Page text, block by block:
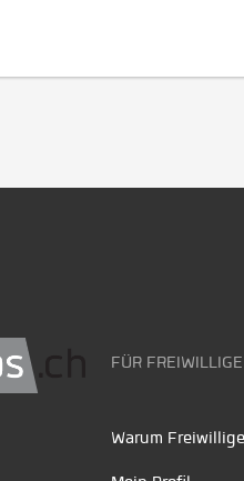
FÜR FREIWILLIGE
Warum